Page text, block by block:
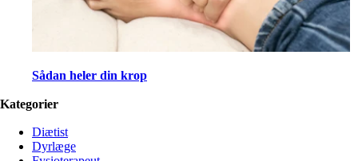
Sådan heler din krop
Kategorier
Diætist
Dyrlæge